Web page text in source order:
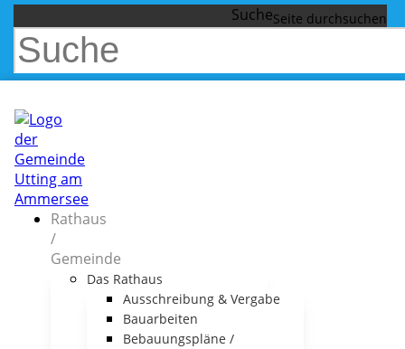
Suche
Rathaus
/
Gemeinde
Das Rathaus
Ausschreibung & Vergabe
Bauarbeiten
Bebauungspläne /